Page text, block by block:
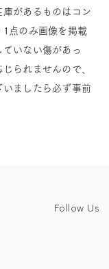
があるものはコン
1点のみ画像を掲載
いない傷があっ
られませんので、
ましたら必ず事前
Follow Us